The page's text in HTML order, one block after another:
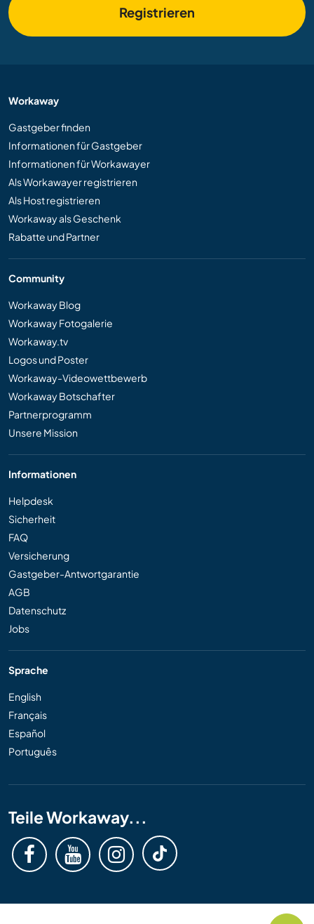
Registrieren
Workaway
Gastgeber finden
Informationen für Gastgeber
Informationen für Workawayer
Als Workawayer registrieren
Als Host registrieren
Workaway als Geschenk
Rabatte und Partner
Community
Workaway Blog
Workaway Fotogalerie
Workaway.tv
Logos und Poster
Workaway-Videowettbewerb
Workaway Botschafter
Partnerprogramm
Unsere Mission
Informationen
Helpdesk
Sicherheit
FAQ
Versicherung
Gastgeber-Antwortgarantie
AGB
Datenschutz
Jobs
Sprache
English
Français
Español
Português
Teile Workaway...